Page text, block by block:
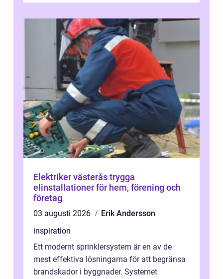
Elektriker västerås trygga
elinstallationer för hem, förening och
företag
03 augusti 2026
Erik Andersson
inspiration
Ett modernt sprinklersystem är en av de
mest effektiva lösningarna för att begränsa
brandskador i byggnader. Systemet